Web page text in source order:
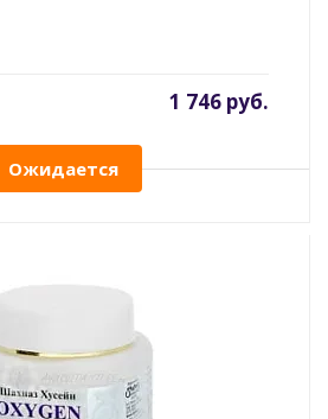
1 746 руб.
Ожидается